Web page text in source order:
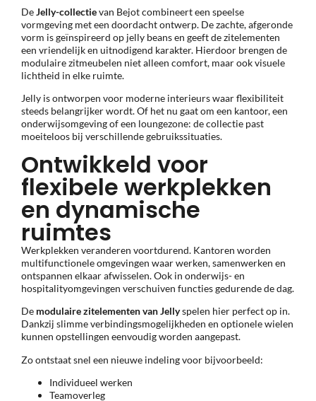
DeJelly-collectievan Bejot combineert een speelse
vormgeving met een doordacht ontwerp. De zachte, afgeronde
vorm is geïnspireerd op jelly beans en geeft de zitelementen
een vriendelijk en uitnodigend karakter. Hierdoor brengen de
modulaire zitmeubelen niet alleen comfort, maar ook visuele
lichtheid in elke ruimte.
Jelly is ontworpen voor moderne interieurs waar flexibiliteit
steeds belangrijker wordt. Of het nu gaat om een kantoor, een
onderwijsomgeving of een loungezone: de collectie past
moeiteloos bij verschillende gebruikssituaties.
Ontwikkeld voor
flexibele werkplekken
en dynamische
ruimtes
Werkplekken veranderen voortdurend. Kantoren worden
multifunctionele omgevingen waar werken, samenwerken en
ontspannen elkaar afwisselen. Ook in onderwijs- en
hospitalityomgevingen verschuiven functies gedurende de dag.
De modulaire zitelementen van Jellyspelen hier perfect op in.
Dankzij slimme verbindingsmogelijkheden en optionele wielen
kunnen opstellingen eenvoudig worden aangepast.
Zo ontstaat snel een nieuwe indeling voor bijvoorbeeld:
Individueel werken
Teamoverleg